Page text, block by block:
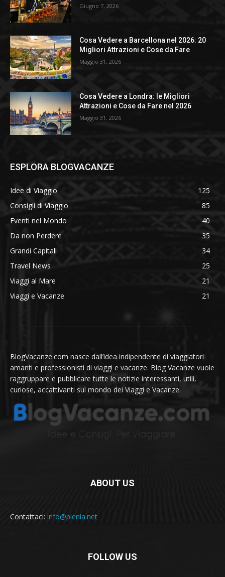
Giugno 7, 2026
Cosa Vedere a Barcellona nel 2026: 20
Migliori Attrazioni e Cose da Fare
Maggio 31, 2026
Cosa Vedere a Londra: le Migliori
Attrazioni e Cose da Fare nel 2026
Maggio 31, 2026
ESPLORA BLOGVACANZE
Idee di Viaggio
125
Consigli di Viaggio
85
Eventi nel Mondo
40
Da non Perdere
35
Grandi Capitali
34
Travel News
25
Viaggi al Mare
21
Viaggi e Vacanze
21
BlogVacanze.com nasce dall’idea indipendente di viaggiatori
amanti e professionisti di viaggi e vacanze. Blog Vacanze vuole
raggruppare e pubblicare tutte le notizie interessanti, utili,
curiose, accattivanti sul mondo dei Viaggi e Vacanze.
ABOUT US
Contattaci: info@plenia.net
FOLLOW US